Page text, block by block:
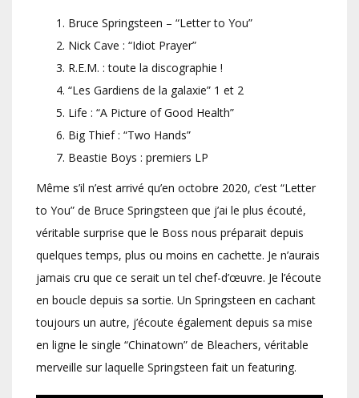
Bruce Springsteen – “Letter to You”
Nick Cave : “Idiot Prayer”
R.E.M. : toute la discographie !
“Les Gardiens de la galaxie” 1 et 2
Life : “A Picture of Good Health”
Big Thief : “Two Hands”
Beastie Boys : premiers LP
Même s’il n’est arrivé qu’en octobre 2020, c’est “Letter
to You” de Bruce Springsteen que j’ai le plus écouté,
véritable surprise que le Boss nous préparait depuis
quelques temps, plus ou moins en cachette. Je n’aurais
jamais cru que ce serait un tel chef-d’œuvre. Je l’écoute
en boucle depuis sa sortie. Un Springsteen en cachant
toujours un autre, j’écoute également depuis sa mise
en ligne le single “Chinatown” de Bleachers, véritable
merveille sur laquelle Springsteen fait un featuring.